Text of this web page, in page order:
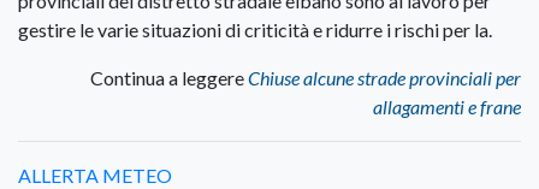
gestire le varie situazioni di criticità e ridurre i rischi per la.
Continua a leggereChiuse alcune strade provinciali per
allagamenti e frane
ALLERTA METEO